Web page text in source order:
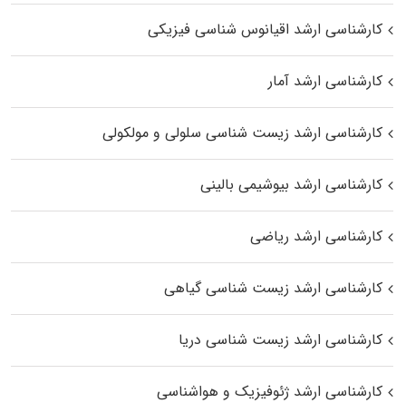
کارشناسی ارشد اقیانوس‌ شناسی فیزیکی
کارشناسی ارشد آمار
کارشناسی ارشد زیست شناسی سلولی و مولکولی
کارشناسی ارشد بیوشیمی بالینی
کارشناسی ارشد ریاضی
کارشناسی ارشد زیست‌ شناسی گیاهی
کارشناسی ارشد زیست‌ شناسی دریا
کارشناسی ارشد ژئوفیزیک و هواشناسی